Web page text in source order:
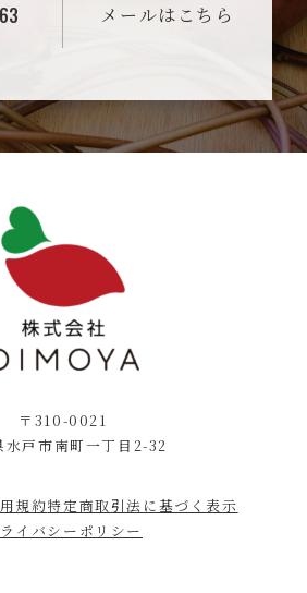
メールはこちら
〒310-0021
水戸市南町一丁目2-32
規約特定商取引法に基づく表示
イバシーポリシー